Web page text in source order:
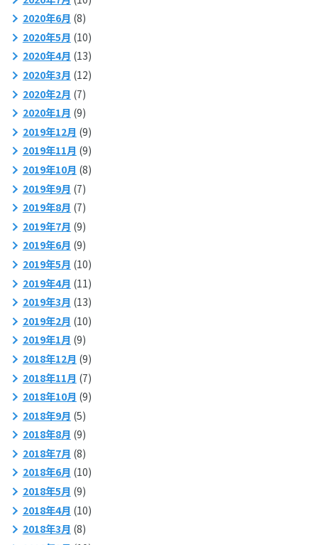
2020年6月 (8)
2020年5月 (10)
2020年4月 (13)
2020年3月 (12)
2020年2月 (7)
2020年1月 (9)
2019年12月 (9)
2019年11月 (9)
2019年10月 (8)
2019年9月 (7)
2019年8月 (7)
2019年7月 (9)
2019年6月 (9)
2019年5月 (10)
2019年4月 (11)
2019年3月 (13)
2019年2月 (10)
2019年1月 (9)
2018年12月 (9)
2018年11月 (7)
2018年10月 (9)
2018年9月 (5)
2018年8月 (9)
2018年7月 (8)
2018年6月 (10)
2018年5月 (9)
2018年4月 (10)
2018年3月 (8)